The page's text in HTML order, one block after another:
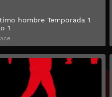
hombre Temporada 1
1